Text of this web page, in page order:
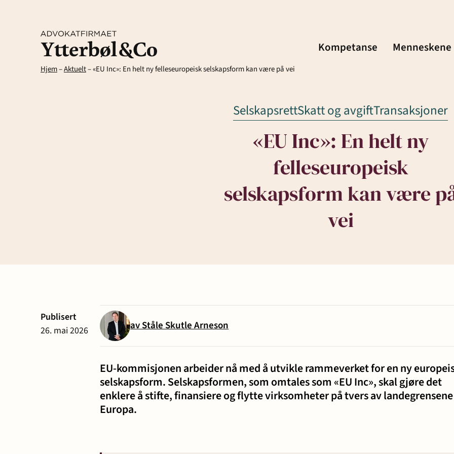
Kompetanse Menneskene
Hjem–Aktuelt–«EU Inc»: En helt ny felleseuropeisk selskapsform kan være på vei
SelskapsrettSkatt og avgiftTransaksjoner
«EU Inc»: En helt ny
felleseuropeisk
selskapsform kan være
vei
Publisert
26. mai 2026
av Ståle Skutle Arneson
EU-kommisjonen arbeider nå med å utvikle rammeverket for en ny
selskapsform. Selskapsformen, som omtales som «EU Inc», skal gjøre det
enklere å stifte, finansiere og flytte virksomheter på tvers av
Europa.
Arv og skifte
Erstatning ved
personskade og sykdom
Forbrukersaker Konkurs og insolvens
Offentlige anskaffelser Selskapsrett
Menneskene
Kontakt